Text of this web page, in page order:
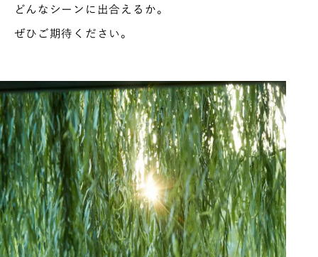
どんなシーンに出合えるか。
ぜひご期待ください。